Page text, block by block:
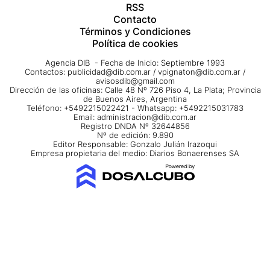
RSS
Contacto
Términos y Condiciones
Política de cookies
Agencia DIB - Fecha de Inicio: Septiembre 1993
Contactos: publicidad@dib.com.ar / vpignaton@dib.com.ar /
avisosdib@gmail.com
Dirección de las oficinas: Calle 48 Nº 726 Piso 4, La Plata; Provincia
de Buenos Aires, Argentina
Teléfono: +5492215022421 - Whatsapp: +5492215031783
Email: administracion@dib.com.ar
Registro DNDA Nº 32644856
Nº de edición: 9.890
Editor Responsable: Gonzalo Julián Irazoqui
Empresa propietaria del medio: Diarios Bonaerenses SA